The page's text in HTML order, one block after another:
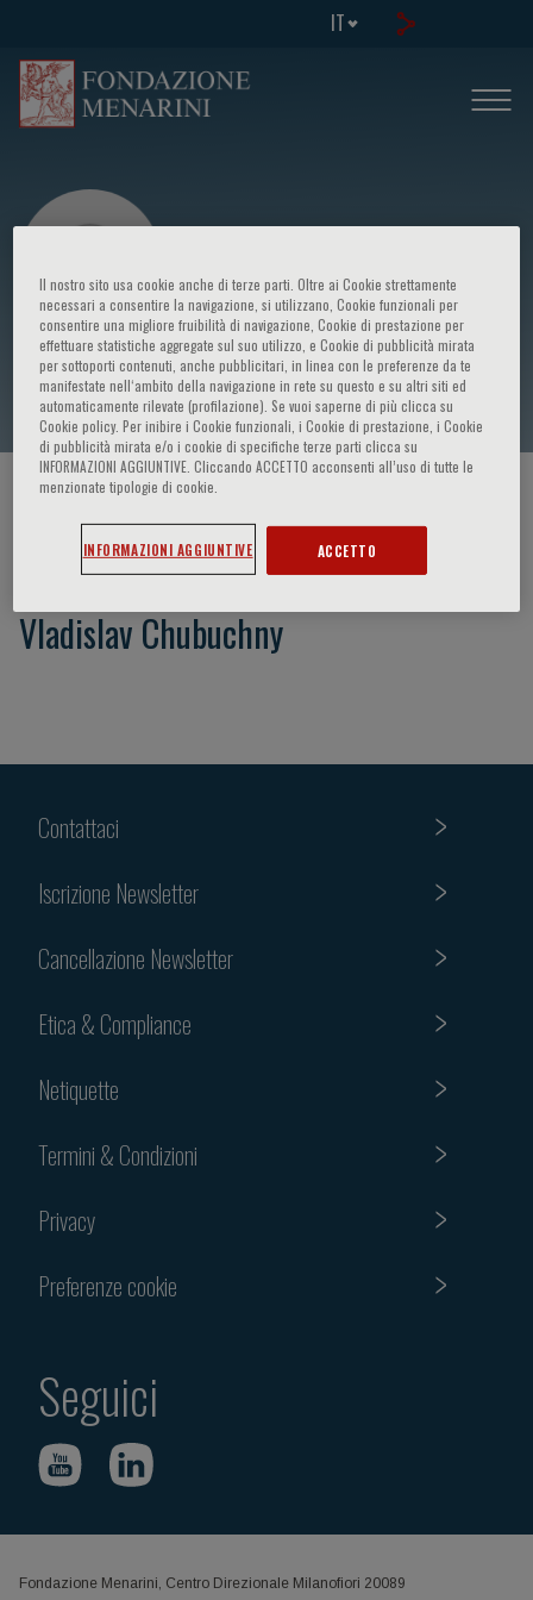
IT
Vladislav Chubuchny
HOME PAGE / CORSI ED EVENTI
Vladislav Chubuchny
Contattaci
Iscrizione Newsletter
Cancellazione Newsletter
Etica & Compliance
Netiquette
Termini & Condizioni
Privacy
Preferenze cookie
Seguici
Fondazione Menarini, Centro Direzionale Milanofiori 20089
Il nostro sito usa cookie anche di terze parti. Oltre ai Cookie strettamente
necessari a consentire la navigazione, si utilizzano, Cookie funzionali per
consentire una migliore fruibilità di navigazione, Cookie di prestazione per
effettuare statistiche aggregate sul suo utilizzo, e Cookie di pubblicità mirata
per sottoporti contenuti, anche pubblicitari, in linea con le preferenze da te
manifestate nell‘ambito della navigazione in rete su questo e su altri siti ed
automaticamente rilevate (profilazione). Se vuoi saperne di più clicca su
Cookie policy. Per inibire i Cookie funzionali, i Cookie di prestazione, i Cookie
di pubblicità mirata e/o i cookie di specifiche terze parti clicca su
INFORMAZIONI AGGIUNTIVE. Cliccando ACCETTO acconsenti all’uso di tutte le
menzionate tipologie di cookie.
INFORMAZIONI AGGIUNTIVE ACCETTO